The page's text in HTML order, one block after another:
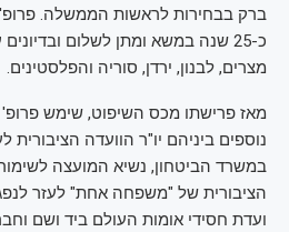
ברק בבחירות לראשות הממשלה.
כ-25 שנה במשא ומתן לשלום
מצרים, לבנון, ירדן, סוריה והפלסטינים.
מאז פרישתו מכס השיפוט, שימש פרופ'
נוספים ביניהם יו"ר הוועדה הציבורית
במשרד הביטחון, נשיא המועצה
הציבורית של "משפחה אחת" לעזר
ועדת חסידי אומות העולם ביד ושם